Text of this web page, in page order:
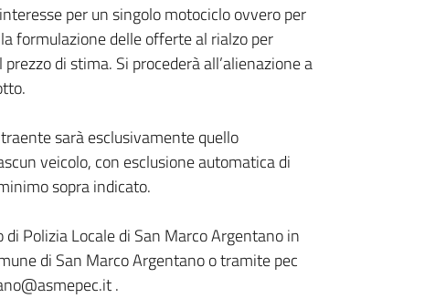
per un singolo motociclo ovvero per
formulazione delle offerte al rialzo per
di stima. Si procederà all’alienazione a
sarà esclusivamente quello
veicolo, con esclusione automatica di
sopra indicato.
Polizia Locale di San Marco Argentano in
di San Marco Argentano o tramite pec
.